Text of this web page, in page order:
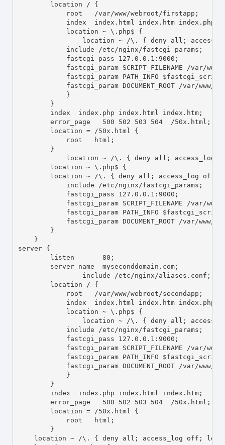
location
/ {
root
/var/www/webroot/firstapp ;
index
index.html index.htm index.php
location ~ \.php$ {
location ~ /\. { deny all ;
include
/etc/nginx/fastcgi_params ;
fastcgi_pass 127.0.0.1:9000;
fastcgi_param
SCRIPT_FILENAME
/var/
fastcgi_param
PATH_INFO
fastcgi_param DOCUMENT_ROOT
/var/www/
}
}
index
index.php index.html index.htm;
error_page 500 502 503 504 /50x.html ;
location = /50x.html {
root
html ;
}
location ~ /\. { deny all ; access_log
location ~ \.php$ {
location ~ /\. { deny all ; access_log off
include
/etc/nginx/fastcgi_params ;
fastcgi_pass 127.0.0.1:9000;
fastcgi_param
SCRIPT_FILENAME
/var/www/
fastcgi_param
PATH_INFO
fastcgi_param DOCUMENT_ROOT
/var/www/
}
}
server {
listen 80;
server_name
myseconddomain.com;
include
/etc/nginx/aliases.conf ;
location
/ {
root
/var/www/webroot/secondapp ;
index
index.html index.htm index.php
location ~ \.php$ {
location ~ /\. { deny all ;
include
/etc/nginx/fastcgi_params ;
fastcgi_pass 127.0.0.1:9000;
fastcgi_param
SCRIPT_FILENAME
/var/www/
fastcgi_param
PATH_INFO
fastcgi_param DOCUMENT_ROOT
/var/www/
}
}
index
index.php index.html index.htm;
error_page 500 502 503 504 /50x.html ;
location = /50x.html {
root
html ;
}
location ~ /\. { deny all ; access_log off ;